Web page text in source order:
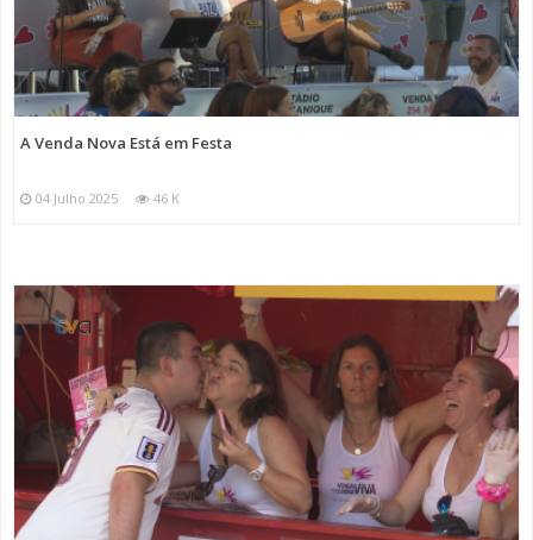
A Venda Nova Está em Festa
04 Julho 2025 46 K